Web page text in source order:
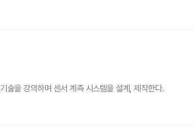
술을 강의하며 센서 계측 시스템을 설계, 제작한다.